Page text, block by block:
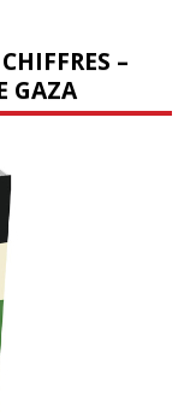
–
GAZA